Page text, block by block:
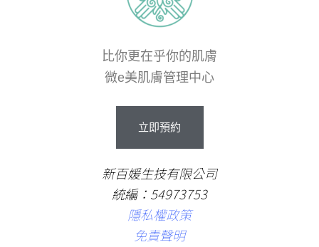
比你更在乎你的肌膚
微e美肌膚管理中心
立即預約
新百媛生技有限公司
統編：54973753
隱私權政策
免責聲明